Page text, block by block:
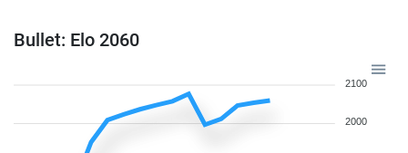
Bullet: Elo 2060
2100
2000